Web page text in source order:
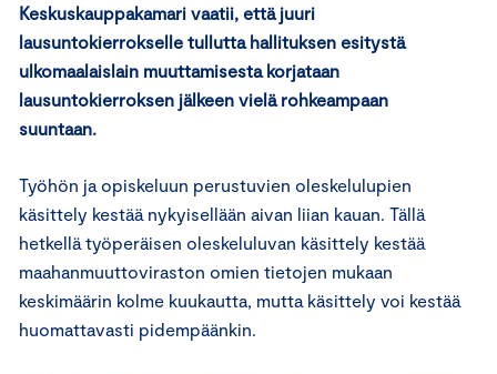
Keskuskauppakamari vaatii, että juuri
lausuntokierrokselle tullutta hallituksen esitystä
ulkomaalaislain muuttamisesta korjataan
lausuntokierroksen jälkeen vielä rohkeampaan
suuntaan.
Työhön ja opiskeluun perustuvien oleskelulupien
käsittely kestää nykyisellään aivan liian kauan. Tällä
hetkellä työperäisen oleskeluluvan käsittely kestää
maahanmuuttoviraston omien tietojen mukaan
keskimäärin kolme kuukautta, mutta käsittely voi kestää
huomattavasti pidempäänkin.